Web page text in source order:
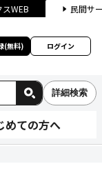
WEB 民間サ
(無料) ログイン
詳細検索
めての方へ